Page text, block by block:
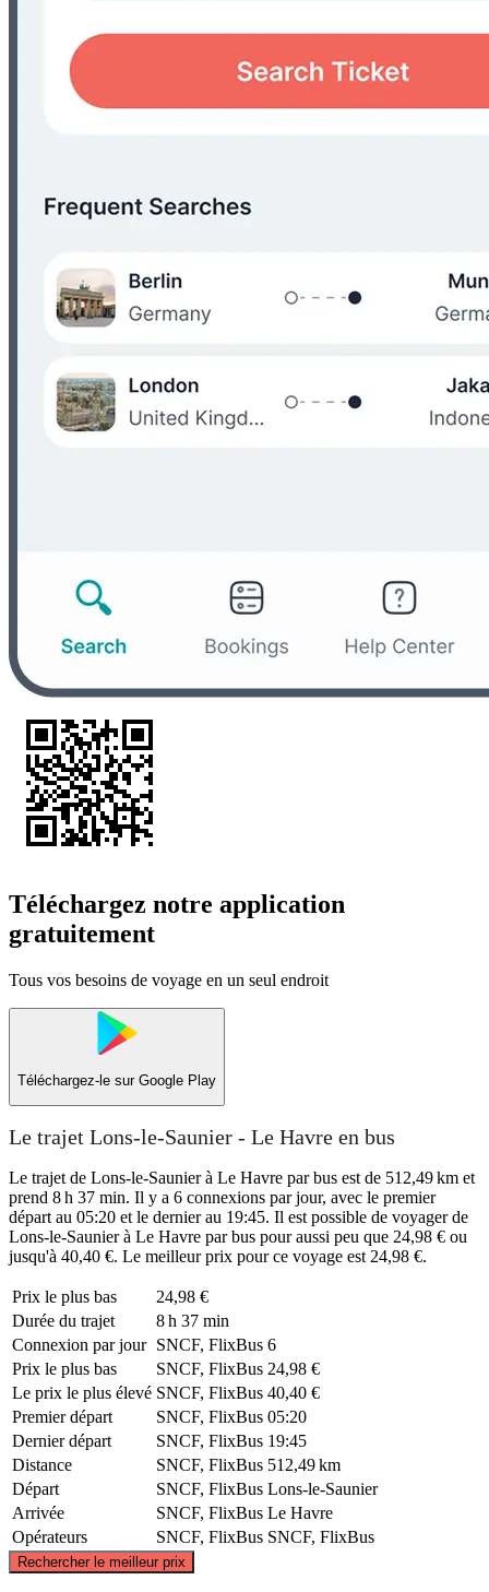
Téléchargez notre application
gratuitement
Tous vos besoins de voyage en un seul endroit
Téléchargez-le sur Google Play
Le trajet Lons-le-Saunier - Le Havre en bus
Le trajet de Lons-le-Saunier à Le Havre par bus est de 512,49 km et
prend 8 h 37 min. Il y a 6 connexions par jour, avec le premier
départ au 05:20 et le dernier au 19:45. Il est possible de voyager de
Lons-le-Saunier à Le Havre par bus pour aussi peu que 24,98 € ou
jusqu'à 40,40 €. Le meilleur prix pour ce voyage est 24,98 €.
Prix ​​le plus bas
24,98 €
Durée du trajet
8 h 37 min
Connexion par jour SNCF, FlixBus 6
Prix ​​le plus bas
SNCF, FlixBus 24,98 €
Le prix le plus élevé SNCF, FlixBus 40,40 €
Premier départ
SNCF, FlixBus 05:20
Dernier départ
SNCF, FlixBus 19:45
Distance
SNCF, FlixBus 512,49 km
Départ
SNCF, FlixBus Lons-le-Saunier
Arrivée
SNCF, FlixBus Le Havre
Opérateurs
SNCF, FlixBus SNCF, FlixBus
Rechercher le meilleur prix
©CARTO, © OpenStreetMap